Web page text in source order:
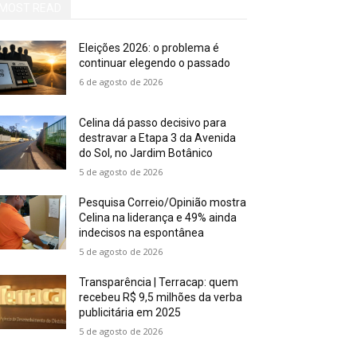
Eleições 2026: o problema é
continuar elegendo o passado
6 de agosto de 2026
Celina dá passo decisivo para
destravar a Etapa 3 da Avenida
do Sol, no Jardim Botânico
5 de agosto de 2026
Pesquisa Correio/Opinião mostra
Celina na liderança e 49% ainda
indecisos na espontânea
5 de agosto de 2026
Transparência | Terracap: quem
recebeu R$ 9,5 milhões da verba
publicitária em 2025
5 de agosto de 2026